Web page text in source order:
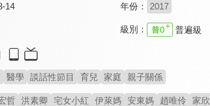
14 年份： 2017
級別： 普遍級
醫學 談話性節目 育兒 家庭 親子關係
哲 洪素卿 宅女小紅 伊萊媽 安東媽 趙唯伶 家欣